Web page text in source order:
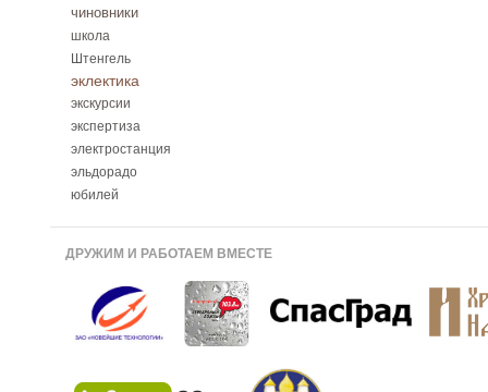
чиновники
школа
Штенгель
эклектика
экскурсии
экспертиза
электростанция
эльдорадо
юбилей
ДРУЖИМ И РАБОТАЕМ ВМЕСТЕ